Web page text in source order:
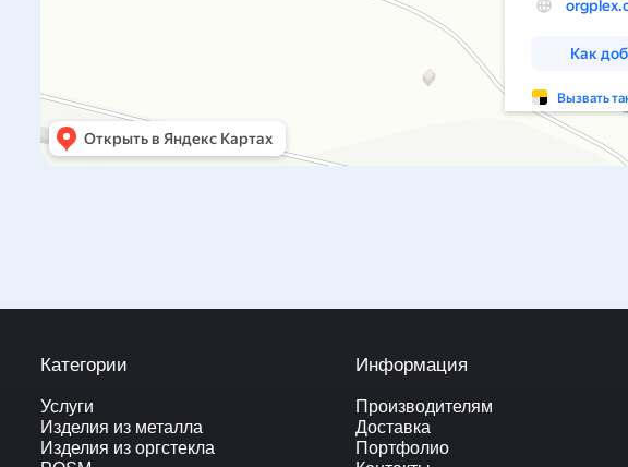
Категории
Услуги
Изделия из металла
Изделия из оргстекла
Информация
Производителям
Доставка
Портфолио